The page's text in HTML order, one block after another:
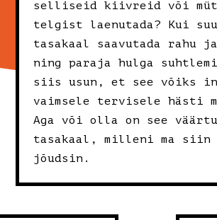
selliseid kiivreid või
telgist laenutada? Kui
tasakaal saavutada rahu
ning paraja hulga
siis usun, et see võiks
vaimsele tervisele hästi
Aga või olla on see
tasakaal, milleni ma siin
jõudsin.